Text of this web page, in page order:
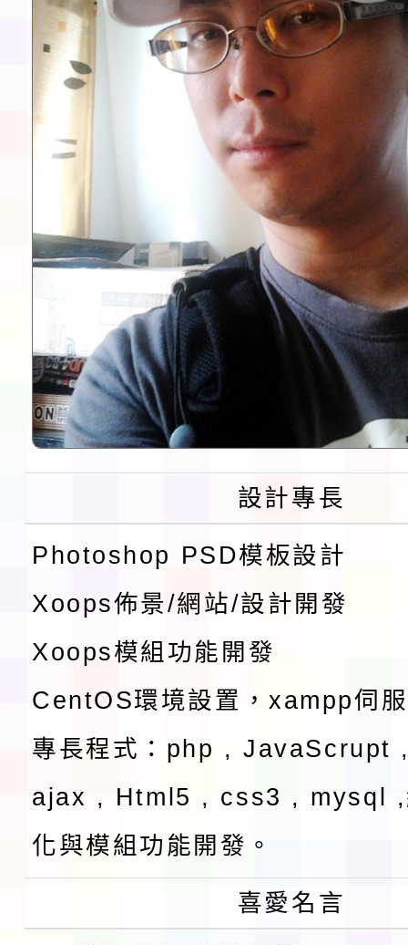
設計專長
Photoshop PSD模板設計
Xoops佈景/網站/設計開發
Xoops模組功能開發
CentOS環境設置，xampp伺
專長程式：php , JavaScrupt
ajax , Html5 , css3 , mysql ,
化與模組功能開發。
喜愛名言